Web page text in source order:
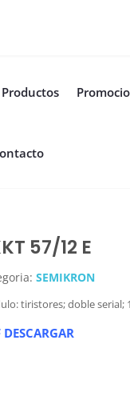
Productos
57/12 E
SEMIKRON
tiristores; doble serial;
DESCARGAR